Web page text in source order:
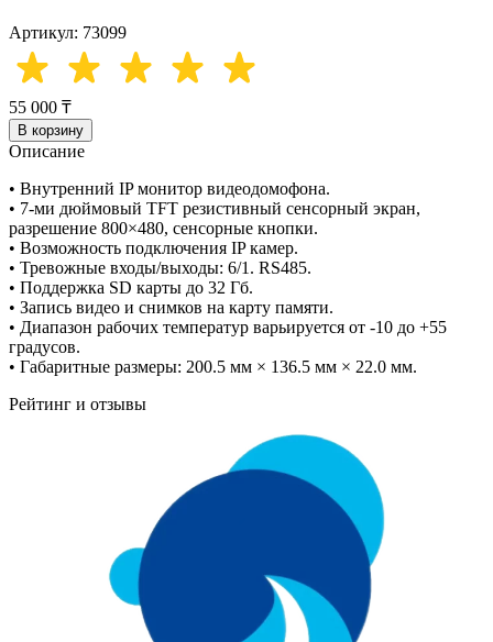
Артикул: 73099
55 000 ₸
В корзину
Описание
• Внутренний IP монитор видеодомофона.
• 7-ми дюймовый TFT резистивный сенсорный экран,
разрешение 800×480, сенсорные кнопки.
• Возможность подключения IP камер.
• Тревожные входы/выходы: 6/1. RS485.
• Поддержка SD карты до 32 Гб.
• Запись видео и снимков на карту памяти.
• Диапазон рабочих температур варьируется от -10 до +55
градусов.
• Габаритные размеры: 200.5 мм × 136.5 мм × 22.0 мм.
Рейтинг и отзывы